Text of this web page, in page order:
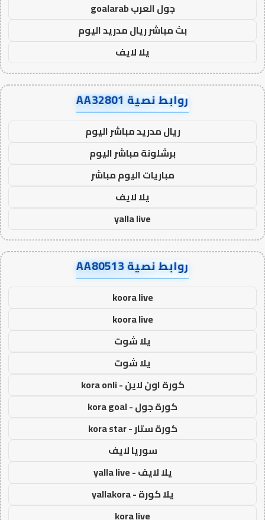
جول العرب goalarab
بث مباشر ريال مدريد اليوم
يلا لايف
روابط نصية AA32801
ريال مدريد مباشر اليوم
برشلونة مباشر اليوم
مباريات اليوم مباشر
يلا لايف
yalla live
روابط نصية AA80513
koora live
koora live
يلا شوت
يلا شوت
كورة اون لاين - kora onli
كورة جول - kora goal
كورة ستار - kora star
سوريا لايف
يلا لايف - yalla live
يلا كورة - yallakora
kora live